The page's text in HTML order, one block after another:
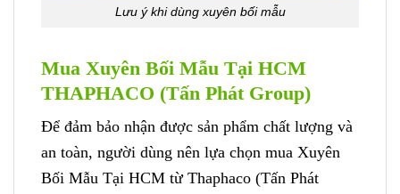
Lưu ý khi dùng xuyên bối mẫu
Mua Xuyên Bối Mẫu Tại HCM
THAPHACO (Tấn Phát Group)
Để đảm bảo nhận được sản phẩm chất lượng và
an toàn, người dùng nên lựa chọn mua Xuyên
Bối Mẫu Tại HCM từ Thaphaco (Tấn Phát